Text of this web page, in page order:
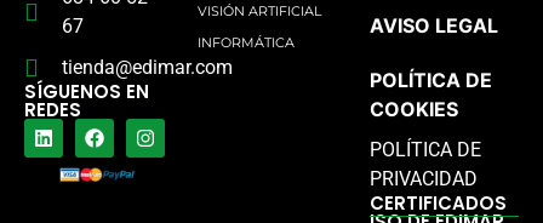
67
tienda@edimar.com
SÍGUENOS EN
REDES
VISIÓN ARTIFICIAL
INFORMÁTICA
AVISO LEGAL
POLÍTICA DE
COOKIES
POLÍTICA DE
PRIVACIDAD
CERTIFICADOS